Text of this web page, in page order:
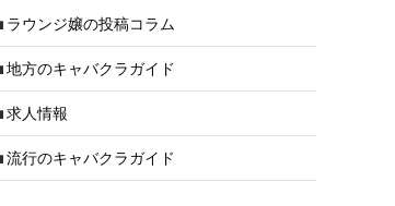
ラウンジ嬢の投稿コラム
地方のキャバクラガイド
求人情報
流行のキャバクラガイド